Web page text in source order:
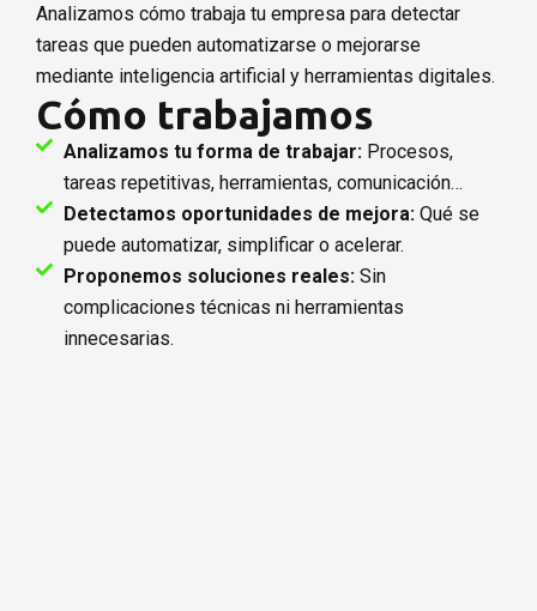
Analizamos cómo trabaja tu empresa para detectar
tareas que pueden automatizarse o mejorarse
mediante inteligencia artificial y herramientas digitales.
Cómo trabajamos
Analizamos tu forma de trabajar:Procesos,
tareas repetitivas, herramientas, comunicación…
Detectamos oportunidades de mejora:Qué se
puede automatizar, simplificar o acelerar.
Proponemos soluciones reales:Sin
complicaciones técnicas ni herramientas
innecesarias.